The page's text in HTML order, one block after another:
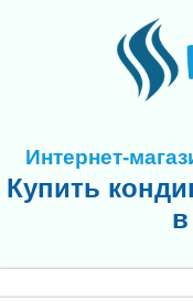
Интернет-
Купить